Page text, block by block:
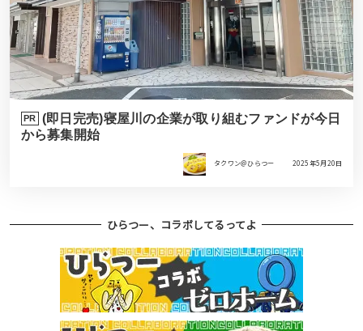
PR
(即日完売)寝屋川の企業が取り組むファンドが今日
から募集開始
タクワン＠ひらつー 2025年5月20日
ひらつー、コラボしてるってよ